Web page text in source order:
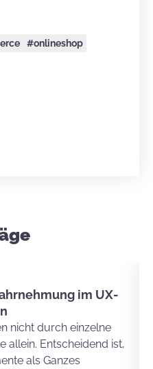
#onlineshop
im UX-
nicht durch einzelne
allein. Entscheidend ist,
als Ganzes